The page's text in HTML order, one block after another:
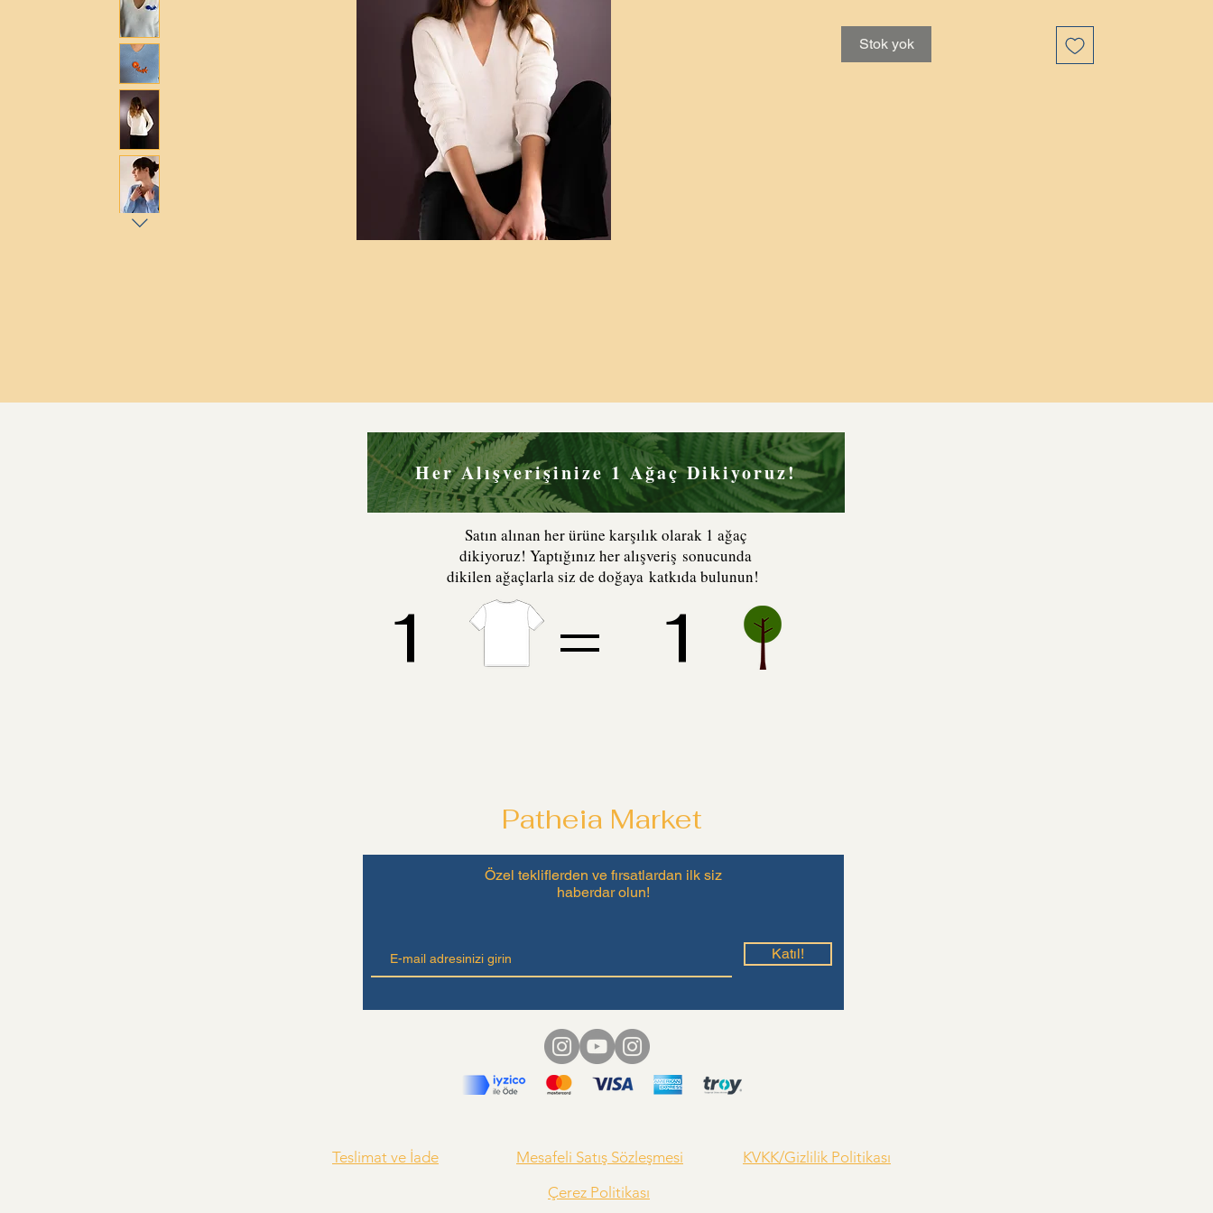
Stok yok
Her Alışverişinize 1 Ağaç Dikiyoruz!
Satın alınan her ürüne karşılık olarak 1 ağaç
dikiyoruz! Yaptığınız her alışveriş sonucunda
dikilen ağaçlarla siz de doğaya katkıda bulunun!
1 = 1
Patheia Market
Özel tekliflerden ve fırsatlardan ilk siz
haberdar olun!
Katıl!
Teslimat ve İade Mesafeli Satış Sözleşmesi
KVKK/Gizlilik Politikası
Çerez Politikası